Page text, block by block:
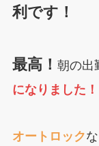
利です！
最高！ 朝の出
になりました！
オートロック